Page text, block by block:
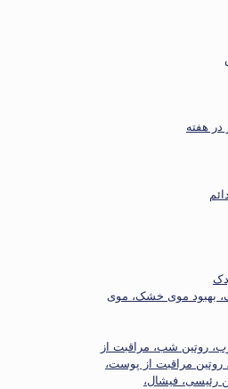
هفته
بهبود موی خشک، موی
روتین شب، مراقبت از
مراقبت از پوست،
فیشال،